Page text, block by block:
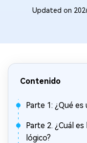
Updated on
Contenido
Parte 1: ¿Qué
Parte 2. ¿Cuál
lógico?